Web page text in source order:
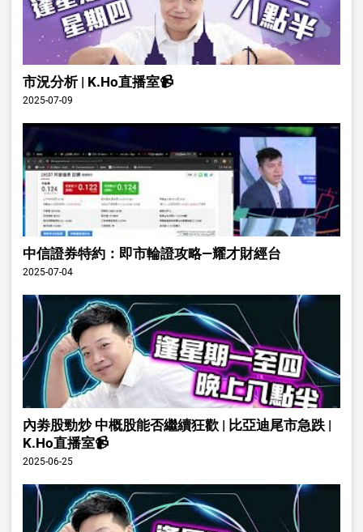
市況分析 | K.Ho直播室📹
2025-07-09
中信證券特約：即市輪證攻略—耀才財經台
2025-07-04
內劵股勁炒 中概股能否繼續狂歡 | 比亞迪尾市急跌 |
K.Ho直播室📹
2025-06-25